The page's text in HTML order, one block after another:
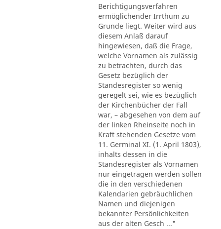
Berichtigungsverfahren
ermöglichender Irrthum zu
Grunde liegt. Weiter wird aus
diesem Anlaß darauf
hingewiesen, daß die Frage,
welche Vornamen als zulässig
zu betrachten, durch das
Gesetz bezüglich der
Standesregister so wenig
geregelt sei, wie es bezüglich
der Kirchenbücher der Fall
war, – abgesehen von dem auf
der linken Rheinseite noch in
Kraft stehenden Gesetze vom
11. Germinal XI. (1. April 1803),
inhalts dessen in die
Standesregister als Vornamen
nur eingetragen werden sollen
die in den verschiedenen
Kalendarien gebräuchlichen
Namen und diejenigen
bekannter Persönlichkeiten
aus der alten Gesch ..."